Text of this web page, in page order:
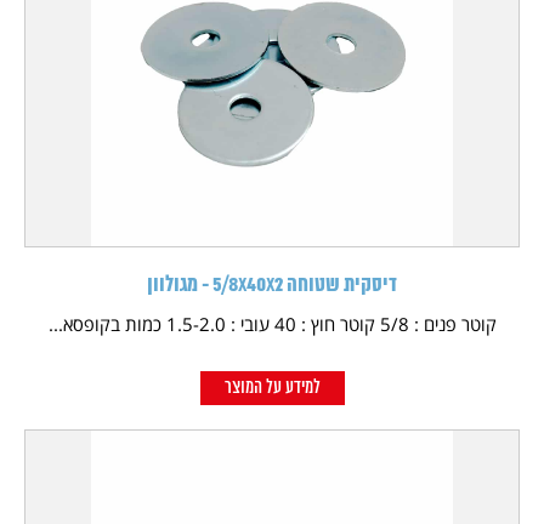
דיסקית שטוחה 5/8X40X2 - מגולוון
קוטר פנים : 5/8 קוטר חוץ : 40 עובי : 1.5-2.0 כמות בקופסא...
למידע על המוצר